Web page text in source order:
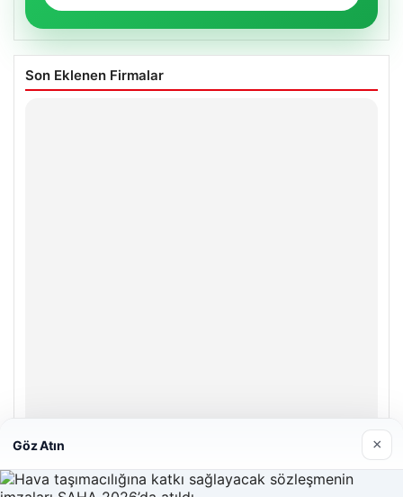
Son Eklenen Firmalar
Enes Kaplan Avukatlık Bürosu
28/04/2026
Göz Atın ×